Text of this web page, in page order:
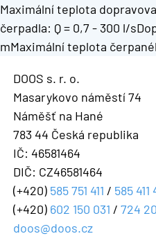
Maximální teplota
čerpadla: Q = 0,7 - 300 l/
mMaximální teplota
DOOS s. r. o.
Masarykovo náměstí 74
Náměšť na Hané
783 44 Česká republika
IČ: 46581464
DIČ: CZ46581464
(+420) 585 751 411 / 585 411
(+420) 602 150 031 / 724
doos@doos.cz